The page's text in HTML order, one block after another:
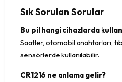
Sık Sorulan Sorular
Bu pil hangi cihazlarda
Saatler, otomobil anahtarları,
sensörlerde kullanılabilir.
CR1216 ne anlama gelir?